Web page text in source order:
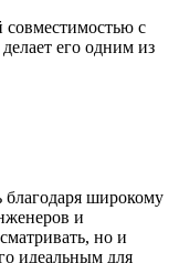
совместимостью с
его одним из
широкому
и
но и
идеальным для